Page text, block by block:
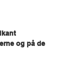
og på de